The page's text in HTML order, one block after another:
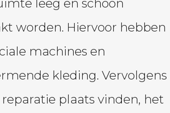
leeg en schoon
worden. Hiervoor hebben
machines en
kleding. Vervolgens
plaats vinden, het